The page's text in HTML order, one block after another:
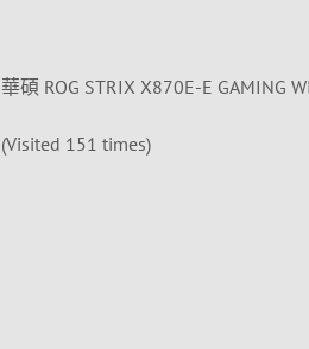
華碩 ROG STRIX X870E-E GAMING
(Visited 151 times)